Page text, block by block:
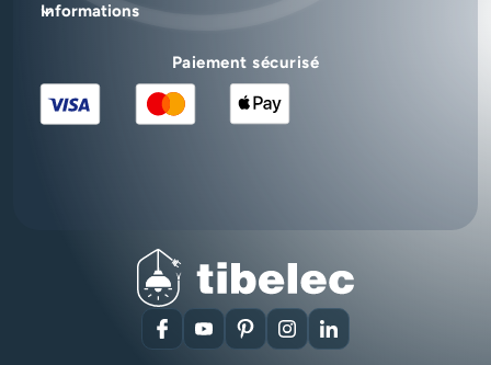
Informations
Paiement sécurisé
FacebookYouTubePinterestInstagramLinkedIn